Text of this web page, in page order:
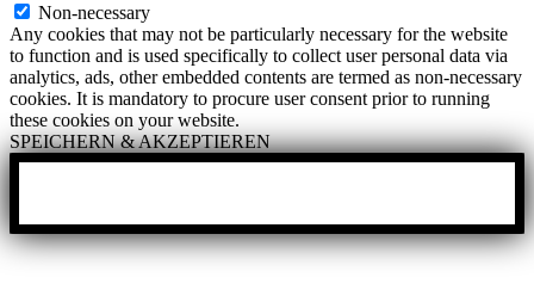
Non-necessary
Any cookies that may not be particularly necessary for the website
to function and is used specifically to collect user personal data via
analytics, ads, other embedded contents are termed as non-necessary
cookies. It is mandatory to procure user consent prior to running
these cookies on your website.
SPEICHERN & AKZEPTIEREN